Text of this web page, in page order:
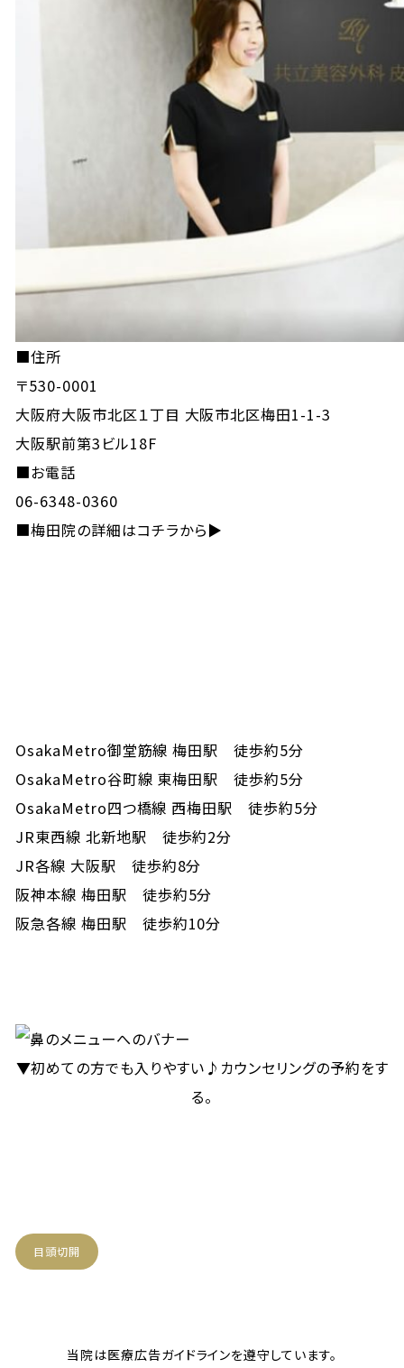
■住所
〒530-0001
大阪府大阪市北区１丁目 大阪市北区梅田1-1-3
大阪駅前第3ビル18F
■お電話
06-6348-0360
■梅田院の詳細はコチラから▶
OsakaMetro御堂筋線 梅田駅 徒歩約5分
OsakaMetro谷町線 東梅田駅 徒歩約5分
OsakaMetro四つ橋線 西梅田駅 徒歩約5分
JR東西線 北新地駅 徒歩約2分
JR各線 大阪駅 徒歩約8分
阪神本線 梅田駅 徒歩約5分
阪急各線 梅田駅 徒歩約10分
▼初めての方でも入りやすい♪カウンセリングの予約をす
る。
目頭切開
当院は医療広告ガイドラインを遵守しています。